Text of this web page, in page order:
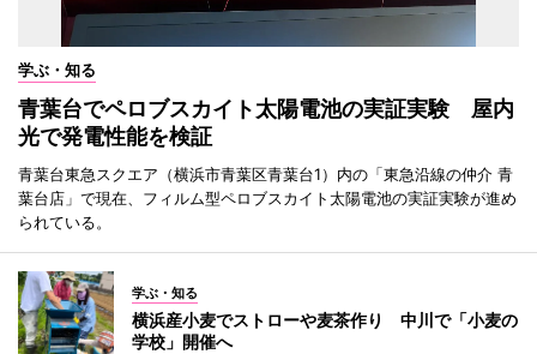
学ぶ・知る
青葉台でペロブスカイト太陽電池の実証実験 屋内
光で発電性能を検証
青葉台東急スクエア（横浜市青葉区青葉台1）内の「東急沿線の仲介 青
葉台店」で現在、フィルム型ペロブスカイト太陽電池の実証実験が進め
られている。
学ぶ・知る
横浜産小麦でストローや麦茶作り 中川で「小麦の
学校」開催へ